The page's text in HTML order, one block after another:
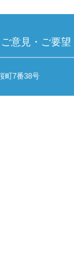
ご意見・ご要望
町7番38号